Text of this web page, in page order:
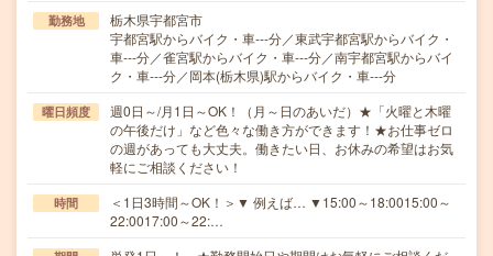
勤務地
栃木県宇都宮市
宇都宮駅からバイク・車---分／東武宇都宮駅からバイク・
車---分／雀宮駅からバイク・車---分／南宇都宮駅からバイ
ク・車---分／岡本(栃木県)駅からバイク・車---分
曜日頻度
週0日～/月1日～OK！（月～日のあいだ）★「火曜と木曜
の午後だけ」など色々な働き方ができます！★お仕事ゼロ
の週があっても大丈夫。働きたい日、お休みの希望はお気
軽にご相談ください！
時間
＜1日3時間～OK！＞▼ 例えば… ▼15:00～18:0015:00～
22:0017:00～22:…